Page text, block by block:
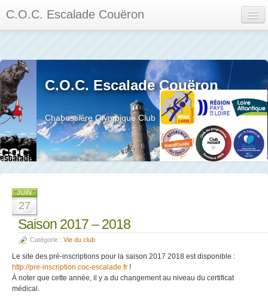
C.O.C. Escalade Couëron
Calendrier des événements et des compétitions
Les membres
Les séances
Privée
La salle et le mur
C.O.C. Escalade Couëron
Chabossière Olympique Club
JUIN
27
Saison 2017 – 2018
Catégorie : Vie du club
Le site des pré-inscriptions pour la saison 2017 2018 est disponible :
http://pre-inscription.coc-escalade.fr !
À noter que cette année, il y a du changement au niveau du certificat
médical.